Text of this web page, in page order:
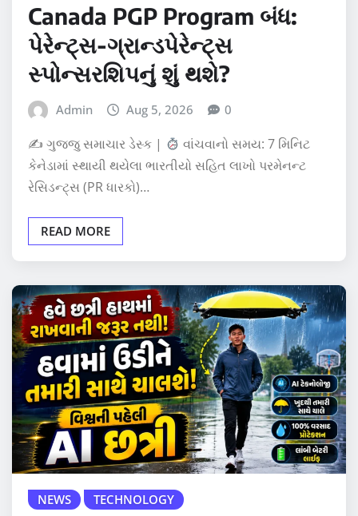
Canada PGP Program બંધ:
પેરેન્ટ્સ-ગ્રાન્ડપેરેન્ટ્સ
સ્પોન્સરશિપનું શું થશે?
Admin Aug 5, 2026 0
✍ ગુજ્જુ સમાચાર ડેસ્ક |
વાંચવાનો સમય: 7 મિનિટ
કેનેડામાં સ્થાયી થયેલા ભારતીયો સહિત લાખો પરમેનન્ટ
રેસિડન્ટ્સ (PR ધારકો)…
READ MORE
NEWS TECHNOLOGY